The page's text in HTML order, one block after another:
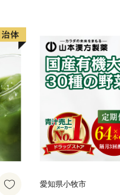
愛知県小牧市